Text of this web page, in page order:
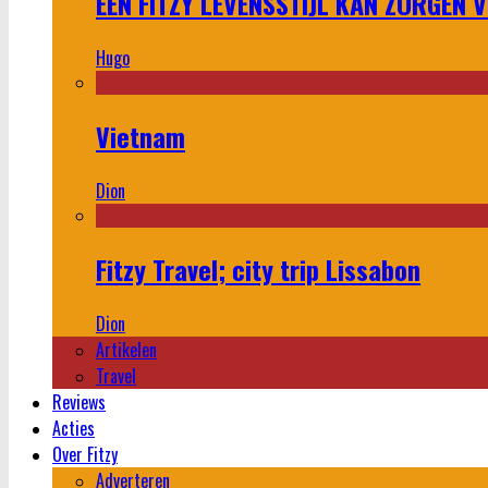
Hugo
Vietnam
Dion
Fitzy Travel; city trip Lissabon
Dion
Artikelen
Travel
Reviews
Acties
Over Fitzy
Adverteren